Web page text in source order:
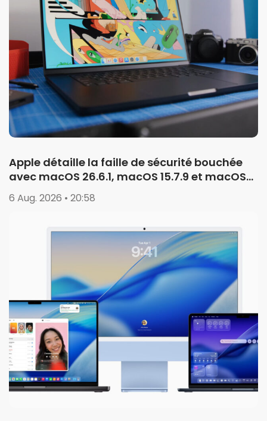
Apple détaille la faille de sécurité bouchée
avec macOS 26.6.1, macOS 15.7.9 et macOS
14.8.9
6 Aug. 2026 • 20:58